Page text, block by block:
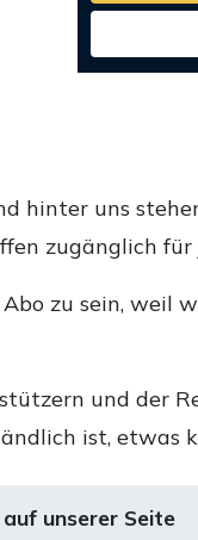
hinter uns
zugänglich für
zu sein,
und der
ist, etwas
unserer Seite